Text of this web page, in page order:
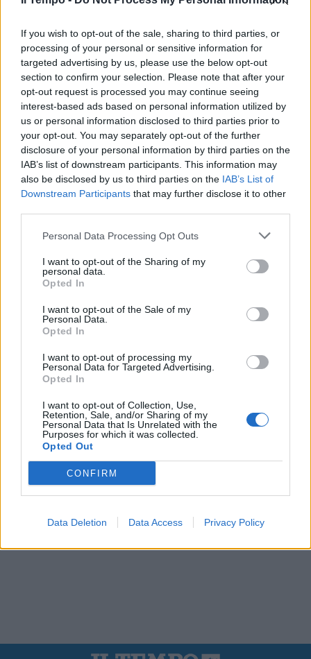
If you wish to opt-out of the sale, sharing to third parties, or
processing of your personal or sensitive information for
targeted advertising by us, please use the below opt-out
section to confirm your selection. Please note that after your
opt-out request is processed you may continue seeing
interest-based ads based on personal information utilized by
us or personal information disclosed to third parties prior to
your opt-out. You may separately opt-out of the further
disclosure of your personal information by third parties on the
IAB’s list of downstream participants. This information may
also be disclosed by us to third parties on the IAB’s List of
Downstream Participants that may further disclose it to other
Personal Data Processing Opt Outs
I want to opt-out of the Sharing of my
personal data.
Opted In
I want to opt-out of the Sale of my
Personal Data.
Opted In
I want to opt-out of processing my
Personal Data for Targeted Advertising.
Opted In
I want to opt-out of Collection, Use,
Retention, Sale, and/or Sharing of my
Personal Data that Is Unrelated with the
Purposes for which it was collected.
Opted Out
CONFIRM
Data Deletion Data Access Privacy Policy